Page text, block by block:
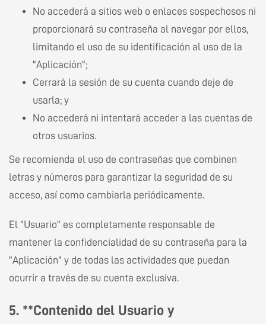
No accederá a sitios web o enlaces sospechosos ni
proporcionará su contraseña al navegar por ellos,
limitando el uso de su identificación al uso de la
"Aplicación";
Cerrará la sesión de su cuenta cuando deje de
usarla; y
No accederá ni intentará acceder a las cuentas de
otros usuarios.
Se recomienda el uso de contraseñas que combinen
letras y números para garantizar la seguridad de su
acceso, así como cambiarla periódicamente.
El "Usuario" es completamente responsable de
mantener la confidencialidad de su contraseña para la
"Aplicación" y de todas las actividades que puedan
ocurrir a través de su cuenta exclusiva.
5. **Contenido del Usuario y